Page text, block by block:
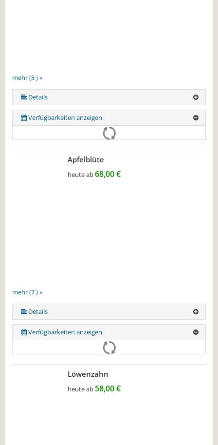
mehr (8 ) »
mehr (8 ) »
mehr (8 ) »
mehr (8 ) »
mehr (8 ) »
Details
Verfügbarkeiten anzeigen
mehr (7 ) »
mehr (7 ) »
mehr (7 ) »
mehr (7 ) »
Apfelblüte
heute ab68,00 €
Details
Verfügbarkeiten anzeigen
Löwenzahn
heute ab58,00 €